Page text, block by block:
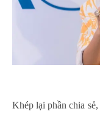
Khép lại phần chia sẻ,